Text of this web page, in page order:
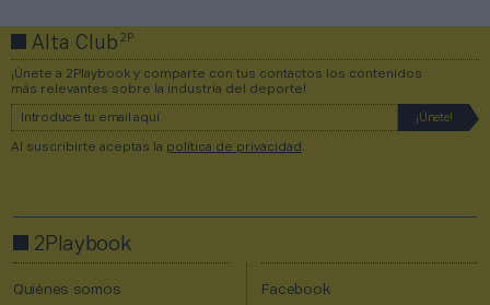
Alta Club2P
¡Únete a 2Playbook y comparte con tus contactos los contenidos
más relevantes sobre la industria del deporte!
Al suscribirte aceptas la política de privacidad
2Playbook
Quiénes somos Facebook